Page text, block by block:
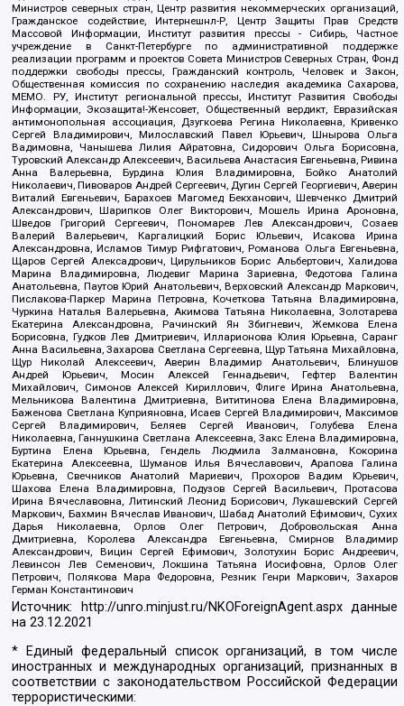
Министров северных стран, Центр развития некоммерческих организаций,
Гражданское содействие, Интернешнл-Р, Центр Защиты Прав Средств
Массовой Информации, Институт развития прессы - Сибирь, Частное
учреждение в Санкт-Петербурге по административной поддержке
реализации программ и проектов Совета Министров Северных Стран, Фонд
поддержки свободы прессы, Гражданский контроль, Человек и Закон,
Общественная комиссия по сохранению наследия академика Сахарова,
МЕМО. РУ, Институт региональной прессы, Институт Развития Свободы
Информации, Экозащита!-Женсовет, Общественный вердикт, Евразийская
антимонопольная ассоциация, Дзугкоева Регина Николаевна, Кривенко
Сергей Владимирович, Милославский Павел Юрьевич, Шнырова Ольга
Вадимовна, Чанышева Лилия Айратовна, Сидорович Ольга Борисовна,
Туровский Александр Алексеевич, Васильева Анастасия Евгеньевна, Ривина
Анна Валерьевна, Бурдина Юлия Владимировна, Бойко Анатолий
Николаевич, Пивоваров Андрей Сергеевич, Дугин Сергей Георгиевич, Аверин
Виталий Евгеньевич, Барахоев Магомед Бекханович, Шевченко Дмитрий
Александрович, Шарипков Олег Викторович, Мошель Ирина Ароновна,
Шведов Григорий Сергеевич, Пономарев Лев Александрович, Созаев
Валерий Валерьевич, Каргалицкий Борис Юльевич, Исакова Ирина
Александровна, Исламов Тимур Рифгатович, Романова Ольга Евгеньевна,
Щаров Сергей Алексадрович, Цирульников Борис Альбертович, Халидова
Марина Владимировна, Людевиг Марина Зариевна, Федотова Галина
Анатольевна, Паутов Юрий Анатольевич, Верховский Александр Маркович,
Пислакова-Паркер Марина Петровна, Кочеткова Татьяна Владимировна,
Чуркина Наталья Валерьевна, Акимова Татьяна Николаевна, Золотарева
Екатерина Александровна, Рачинский Ян Збигневич, Жемкова Елена
Борисовна, Гудков Лев Дмитриевич, Илларионова Юлия Юрьевна, Саранг
Анна Васильевна, Захарова Светлана Сергеевна, Щур Татьяна Михайловна,
Щур Николай Алексеевич, Аверин Владимир Анатольевич, Блинушов
Андрей Юрьевич, Мосин Алексей Геннадьевич, Гефтер Валентин
Михайлович, Симонов Алексей Кириллович, Флиге Ирина Анатольевна,
Мельникова Валентина Дмитриевна, Вититинова Елена Владимировна,
Баженова Светлана Куприяновна, Исаев Сергей Владимирович, Максимов
Сергей Владимирович, Беляев Сергей Иванович, Голубева Елена
Николаевна, Ганнушкина Светлана Алексеевна, Закс Елена Владимировна,
Буртина Елена Юрьевна, Гендель Людмила Залмановна, Кокорина
Екатерина Алексеевна, Шуманов Илья Вячеславович, Арапова Галина
Юрьевна, Свечников Анатолий Мариевич, Прохоров Вадим Юрьевич,
Шахова Елена Владимировна, Подузов Сергей Васильевич, Протасова
Ирина Вячеславовна, Литинский Леонид Борисович, Лукашевский Сергей
Маркович, Бахмин Вячеслав Иванович, Шабад Анатолий Ефимович, Сухих
Дарья Николаевна, Орлов Олег Петрович, Добровольская Анна
Дмитриевна, Королева Александра Евгеньевна, Смирнов Владимир
Александрович, Вицин Сергей Ефимович, Золотухин Борис Андреевич,
Левинсон Лев Семенович, Локшина Татьяна Иосифовна, Орлов Олег
Петрович, Полякова Мара Федоровна, Резник Генри Маркович, Захаров
Герман Константинович
Источник: http://unro.minjust.ru/NKOForeignAgent.aspxданные
на23.12.2021
* Единый федеральный список организаций, в том числе
иностранных и международных организаций, признанных в
соответствии с законодательством Российской Федерации
террористическими: